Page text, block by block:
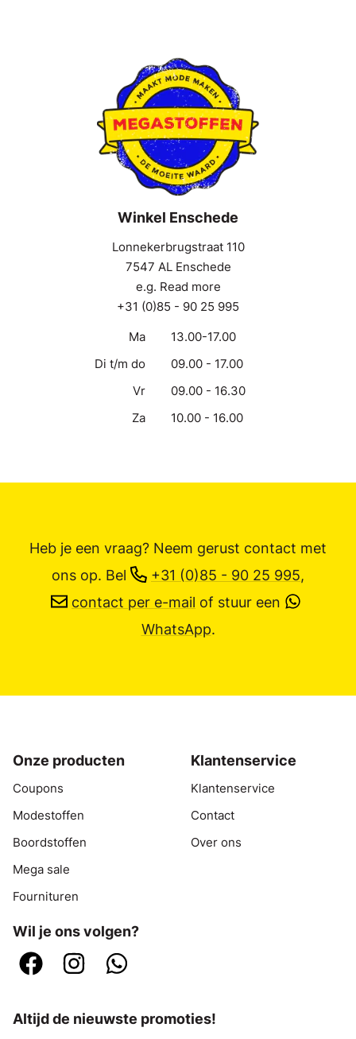
Winkel Enschede
Lonnekerbrugstraat 110
7547 AL Enschede
e.g. Read more
+31 (0)85 - 90 25 995
Ma
13.00-17.00
Di t/m do
09.00 - 17.00
Vr
09.00 - 16.30
Za
10.00 - 16.00
Heb je een vraag? Neem gerust contact met
ons op. Bel +31 (0)85 - 90 25 995,
contact per e-mail of stuur een
WhatsApp.
Onze producten
Coupons
Modestoffen
Boordstoffen
Mega sale
Fournituren
Klantenservice
Klantenservice
Contact
Over ons
Wil je ons volgen?
Altijd de nieuwste promoties!